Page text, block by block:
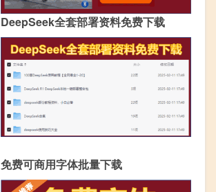
DeepSeek全套部署资料免费下载
免费可商用字体批量下载